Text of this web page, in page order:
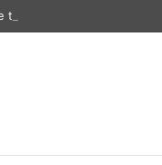
textos teatrales